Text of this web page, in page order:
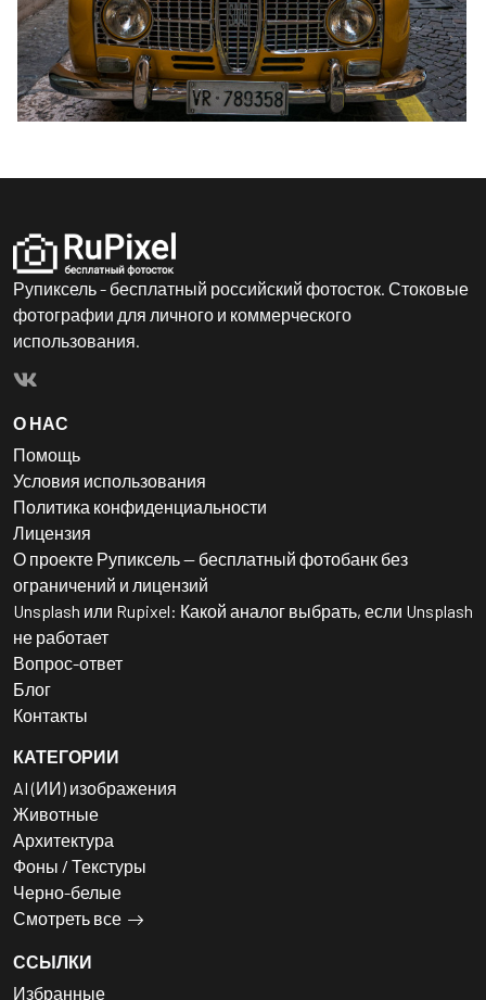
Рупиксель - бесплатный российский фотосток. Стоковые
фотографии для личного и коммерческого
использования.
О НАС
Помощь
Условия использования
Политика конфиденциальности
Лицензия
О проекте Рупиксель — бесплатный фотобанк без
ограничений и лицензий
Unsplash или Rupixel: Какой аналог выбрать, если Unsplash
не работает
Вопрос-ответ
Блог
Контакты
КАТЕГОРИИ
AI (ИИ) изображения
Животные
Архитектура
Фоны / Текстуры
Черно-белые
Смотреть все
ССЫЛКИ
Избранные